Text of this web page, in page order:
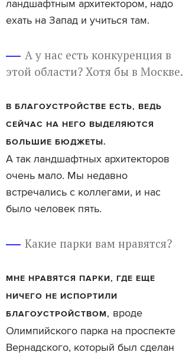
ландшафтным архитектором, надо
ехать на Запад и учиться там.
А у нас есть конкуренция в
этой области? Хотя бы в Москве.
В БЛАГОУСТРОЙСТВЕ ЕСТЬ, ВЕДЬ
СЕЙЧАС НА НЕГО ВЫДЕЛЯЮТСЯ
БОЛЬШИЕ БЮДЖЕТЫ.
А так ландшафтных архитекторов
очень мало. Мы недавно
встречались с коллегами, и нас
было человек пять.
Какие парки вам нравятся?
МНЕ НРАВЯТСЯ ПАРКИ, ГДЕ ЕЩЕ
НИЧЕГО НЕ ИСПОРТИЛИ
БЛАГОУСТРОЙСТВОМ, вроде
Олимпийского парка на проспекте
Вернадского, который был сделан